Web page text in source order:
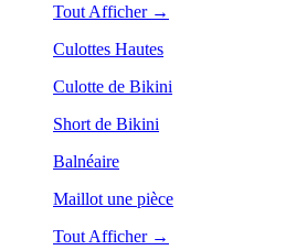
Tout Afficher →
Culottes Hautes
Culotte de Bikini
Short de Bikini
Balnéaire
Maillot une pièce
Tout Afficher →